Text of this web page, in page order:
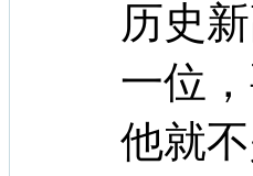
一位
他就